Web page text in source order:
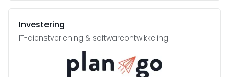
Investering
IT-dienstverlening & softwareontwikkeling